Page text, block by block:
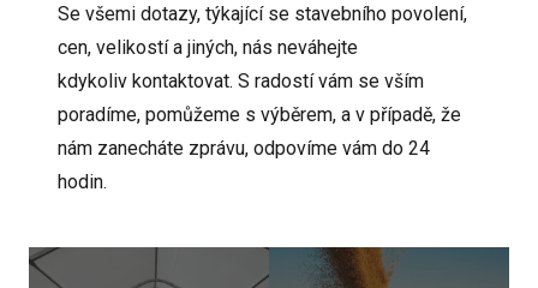
Se všemi dotazy, týkající se stavebního povolení,
cen, velikostí a jiných, nás neváhejte
kdykoliv kontaktovat. S radostí vám se vším
poradíme, pomůžeme s výběrem, a v případě, že
nám zanecháte zprávu, odpovíme vám do 24
hodin.